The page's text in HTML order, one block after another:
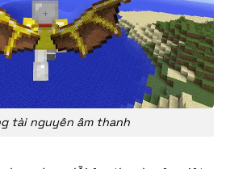
tài nguyên âm thanh